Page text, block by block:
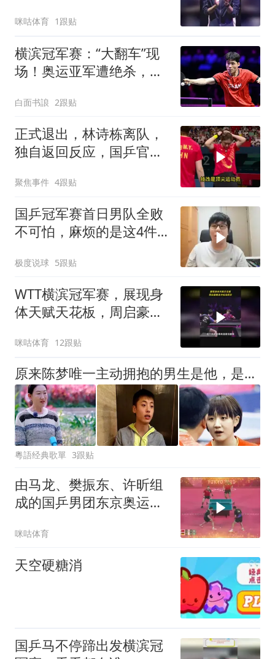
赛开门红
咪咕体育 1跟贴
横滨冠军赛：“大翻车”现
场！奥运亚军遭绝杀，陈
白面书誏 2跟贴
正式退出，林诗栋离队，
独自返回反应，国乒官
聚焦事件 4跟贴
国乒冠军赛首日男队全败
不可怕，麻烦的是这4件
极度说球 5跟贴
WTT横滨冠军赛，展现身
体天赋天花板，周启豪侧
咪咕体育 12跟贴
原来陈梦唯一主动拥抱的男生是他，是青梅竹马，如今已转行当教练
粵語经典歌單 3跟贴
由马龙、樊振东、许昕组
成的国乒男团东京奥运会
的成就
咪咕体育
天空硬糖消
国乒马不停蹄出发横滨冠